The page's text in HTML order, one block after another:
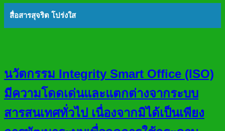
สื่อสารสุจริต โปร่งใส
นวัตกรรม Integrity Smart Office (ISO)
มีความโดดเด่นและแตกต่างจากระบบ
สารสนเทศทั่วไป เนื่องจากมิได้เป็นเพียง